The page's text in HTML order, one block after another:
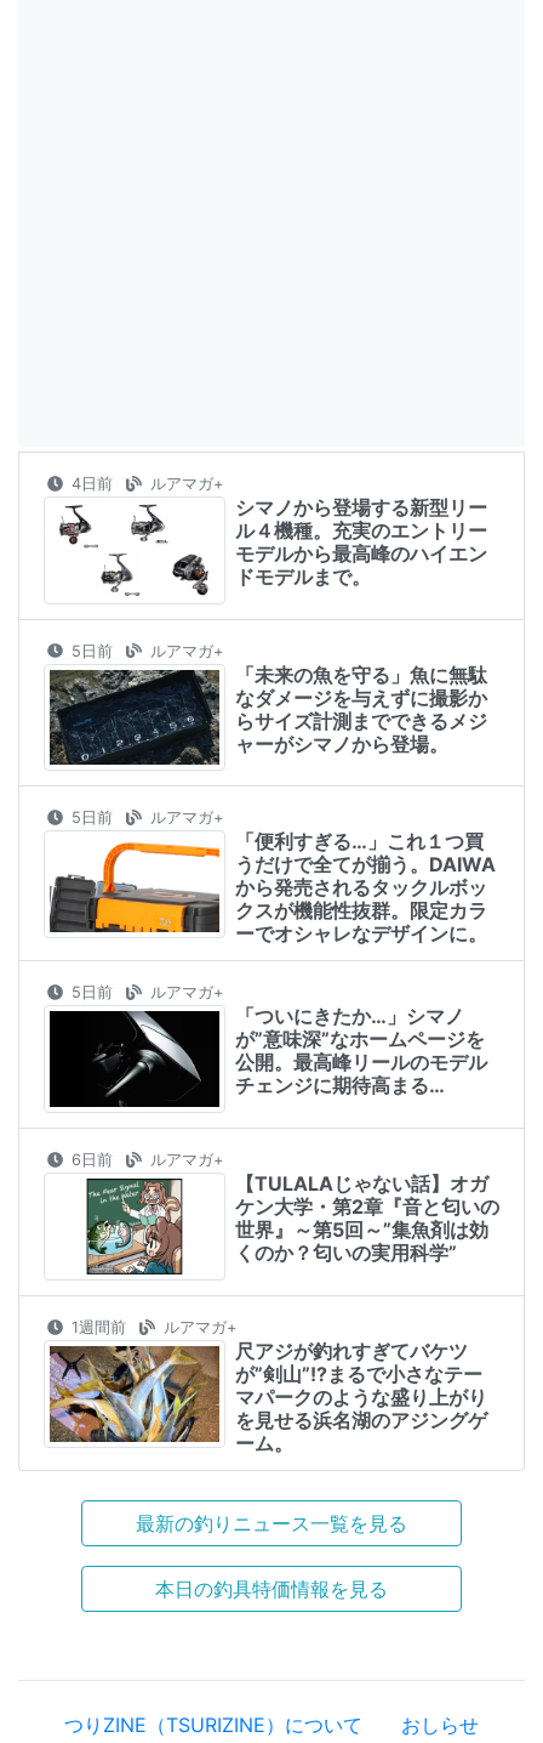
4日前 ルアマガ+
シマノから登場する新型リー
ル４機種。充実のエントリー
モデルから最高峰のハイエン
ドモデルまで。
5日前 ルアマガ+
「未来の魚を守る」魚に無駄
なダメージを与えずに撮影か
らサイズ計測までできるメジ
ャーがシマノから登場。
5日前 ルアマガ+
「便利すぎる…」これ１つ買
うだけで全てが揃う。DAIWA
から発売されるタックルボッ
クスが機能性抜群。限定カラ
ーでオシャレなデザインに。
5日前 ルアマガ+
「ついにきたか…」シマノ
が”意味深”なホームページを
公開。最高峰リールのモデル
チェンジに期待高まる…
6日前 ルアマガ+
【TULALAじゃない話】オガ
ケン大学・第2章『音と匂いの
世界』～第5回～”集魚剤は効
くのか？匂いの実用科学”
1週間前 ルアマガ+
尺アジが釣れすぎてバケツ
が”剣山”!?まるで小さなテー
マパークのような盛り上がり
を見せる浜名湖のアジングゲ
ーム。
最新の釣りニュース一覧を見る
本日の釣具特価情報を見る
つりZINE（TSURIZINE）について おしらせ